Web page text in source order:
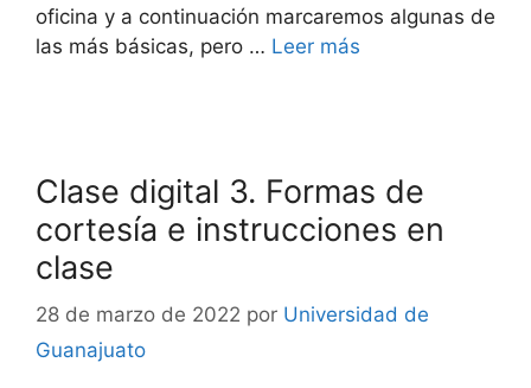
oficina y a continuación marcaremos algunas de
las más básicas, pero … Leer más
Clase digital 3. Formas de
cortesía e instrucciones en
clase
28 de marzo de 2022 por Universidad de
Guanajuato